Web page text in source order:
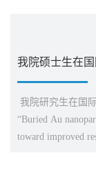
我院研究生在国
“Buried Au
toward improved
作者为硕士生吕